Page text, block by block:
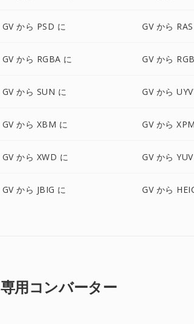
GV から PSD に GV から
GV から RGBA に GV から
GV から SUN に GV から
GV から XBM に GV から
GV から XWD に GV から
GV から JBIG に GV から
専用コンバーター